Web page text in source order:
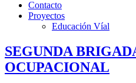
Contacto
Proyectos
Educación Víal
SEGUNDA
OCUPACIONAL